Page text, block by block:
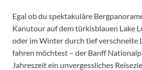
Egal ob du spektakuläre
Kanutour auf dem türkisblauen Lake
oder im Winter durch tief verschneite
fahren möchtest – der Banff
Jahreszeit ein unvergessliches